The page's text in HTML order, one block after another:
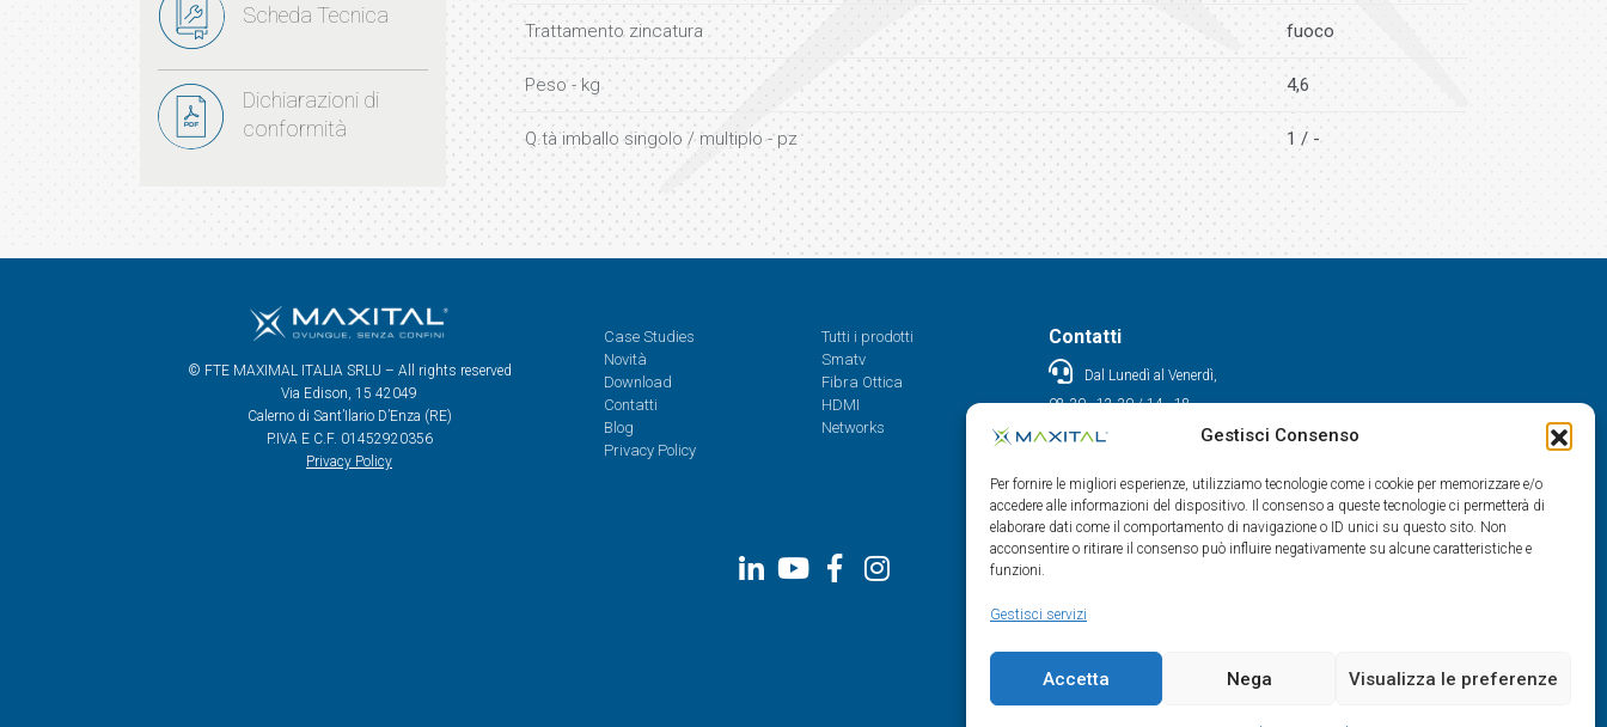
Gestisci Consenso
Per fornire le migliori esperienze, utilizziamo tecnologie come i cookie per memorizzare e/o
accedere alle informazioni del dispositivo. Il consenso a queste tecnologie ci permetterà di
elaborare dati come il comportamento di navigazione o ID unici su questo sito. Non
acconsentire o ritirare il consenso può influire negativamente su alcune caratteristiche e
funzioni.
Gestisci servizi
Accetta Nega Visualizza le preferenze
Scheda Tecnica
Dichiarazioni di
conformità
Trattamento zincatura fuoco
Peso - kg 4,6
Q.tà imballo singolo / multiplo - pz 1 / -
© FTE MAXIMAL ITALIA SRLU – All rights reserved
Via Edison, 15 42049
Calerno di Sant’Ilario D’Enza (RE)
P.IVA E C.F. 01452920356
Privacy Policy
Case Studies
Novità
Download
Contatti
Blog
Privacy Policy
Tutti i prodotti
Smatv
Fibra Ottica
HDMI
Networks
Contatti
Dal Lunedì al Venerdì,
08.30 - 12.30 / 14 - 18
0522/909701
info@maxital.it